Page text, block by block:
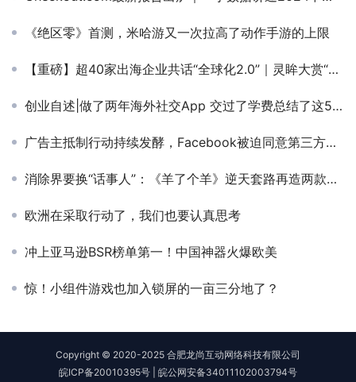
《绝区零》首测，米哈游又一次拉高了动作手游的上限
【重磅】超40家出海企业共话“全球化2.0”｜灵眸大赏“全球化”主题日全议程曝光
创业自述|做了两年海外社交App 交过了学费总结了这5大坑
广告主抵制行动持续发酵，Facebook被迫同意第三方进行言论控制审计
消除界要换“话事人”：《羊了个羊》逆天套路再造两款千万级黑马
欧洲在采取行动了，我们也要认真思考
冲上亚马逊BSR榜单第一！中国神器火爆欧美
惊！小组件游戏也加入锁屏的一亩三分地了？
Copyright © 2020-2025 合肥龙尚互动网络科技有限公司
皖ICP备20010395号
皖公网安备34011102003794号